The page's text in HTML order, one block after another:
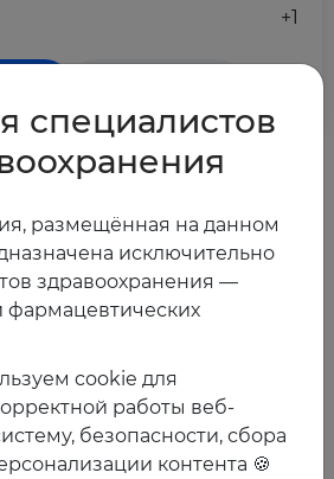
+1
Результат
заполните данные для
результата
по
Ожидаемая частота
специалистов
размещённая на данном
исключительно
здравоохранения —
фармацевтических
cookie для
работы веб-
безопасности, сбора
контента 🍪